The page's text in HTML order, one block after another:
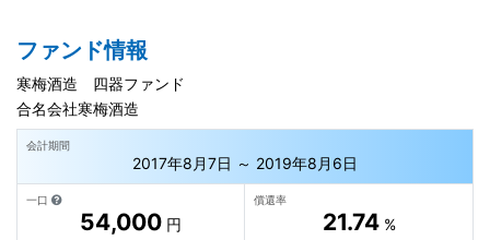
ファンド情報
寒梅酒造 四器ファンド
合名会社寒梅酒造
会計期間
2017年8月7日 ～ 2019年8月6日
一口
54,000 円
償還率
21.74%